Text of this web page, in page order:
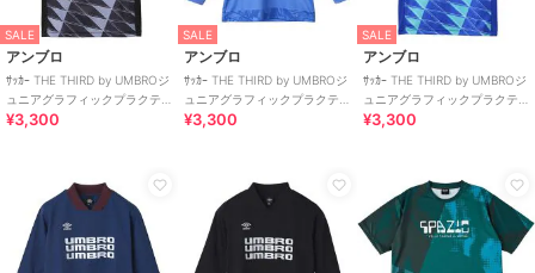
SALE
アンブロ
ｻｯｶｰ THE THIRD by UMBROジ
ュニアグラフィックプラクテ
ィスシャツ
¥3,300
SALE
アンブロ
ｻｯｶｰ THE THIRD by UMBROジ
ュニアグラフィックプラクテ
ィスシャツ
¥3,300
SALE
アンブロ
ｻｯｶｰ THE THIRD by UMBROジ
ュニアグラフィックプラクテ
ィスシャツ
¥3,300